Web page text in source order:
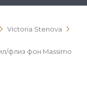
Victoria Stenova
флиз фон Massimo